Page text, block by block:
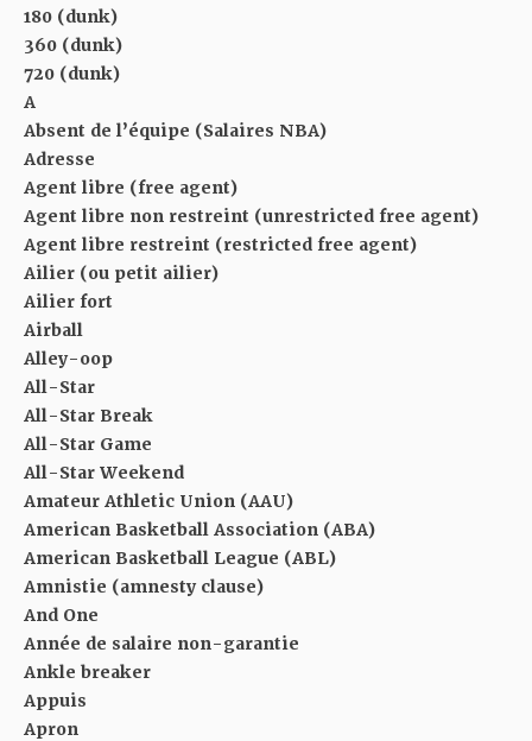
180 (dunk)
360 (dunk)
720 (dunk)
A
Absent de l’équipe (Salaires NBA)
Adresse
Agent libre (free agent)
Agent libre non restreint (unrestricted free agent)
Agent libre restreint (restricted free agent)
Ailier (ou petit ailier)
Ailier fort
Airball
Alley-oop
All-Star
All-Star Break
All-Star Game
All-Star Weekend
Amateur Athletic Union (AAU)
American Basketball Association (ABA)
American Basketball League (ABL)
Amnistie (amnesty clause)
And One
Année de salaire non-garantie
Ankle breaker
Appuis
Apron